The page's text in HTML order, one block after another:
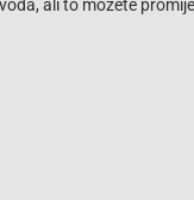
ali to možete